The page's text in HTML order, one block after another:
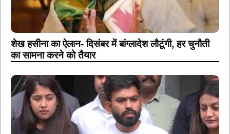
शेख हसीना का ऐलान- दिसंबर में बांग्लादेश लौटूंगी, हर चुनौती
का सामना करने को तैयार